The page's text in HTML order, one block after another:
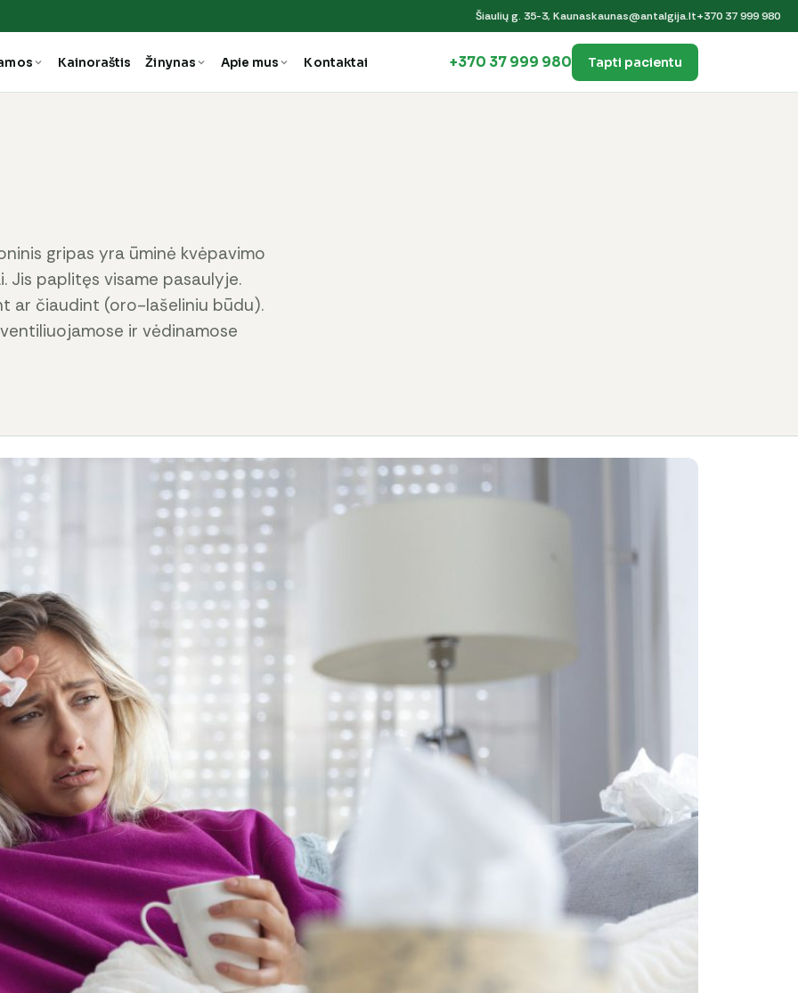
Šiaulių g. 35-3, Kaunaskaunas@antalgija.lt+370 37 999 980
Kainoraštis Žinynas Apie mus Kontaktai +370 37 999 980 Tapti pacientu
gripas yra ūminė kvėpavimo
Jis paplitęs visame pasaulyje.
ar čiaudint (oro-lašeliniu būdu).
ir vėdinamose